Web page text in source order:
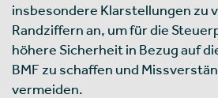
insbesondere Klarstellungen zu
Randziffern an, um für die
höhere Sicherheit in Bezug auf
BMF zu schaffen und
vermeiden.